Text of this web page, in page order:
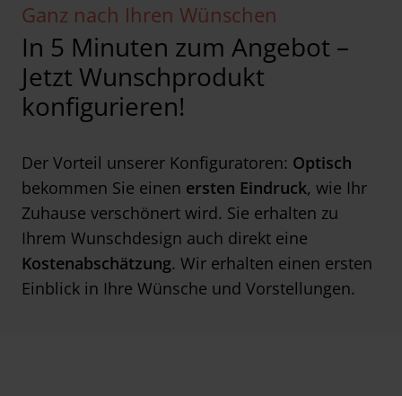
Ganz nach Ihren Wünschen
In 5 Minuten zum Angebot –
Jetzt Wunschprodukt
konfigurieren!
Der Vorteil unserer Konfiguratoren: Optisch
bekommen Sie einen ersten Eindruck, wie Ihr
Zuhause verschönert wird. Sie erhalten zu
Ihrem Wunschdesign auch direkt eine
Kostenabschätzung. Wir erhalten einen ersten
Einblick in Ihre Wünsche und Vorstellungen.